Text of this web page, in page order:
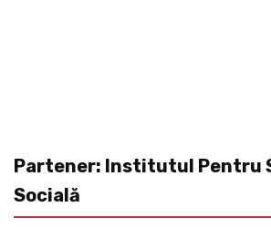
Partener: Institutul Pentru
Socială